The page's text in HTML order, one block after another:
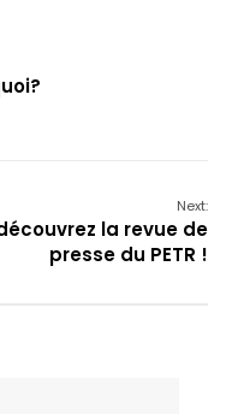
Next:
la revue de
presse du PETR !